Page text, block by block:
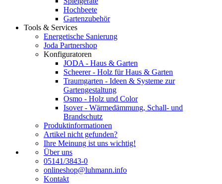
Hochbeete
Gartenzubehör
Tools & Services
Energetische Sanierung
Joda Partnershop
Konfiguratoren
JODA - Haus & Garten
Scheerer - Holz für Haus & Garten
Traumgarten - Ideen & Systeme zur
Gartengestaltung
Osmo - Holz und Color
Isover - Wärmedämmung, Schall- und
Brandschutz
Produktinformationen
Artikel nicht gefunden?
Ihre Meinung ist uns wichtig!
Über uns
05141/3843-0
onlineshop@luhmann.info
Kontakt